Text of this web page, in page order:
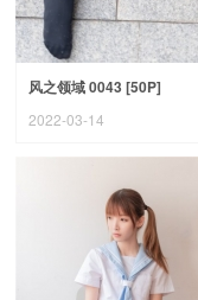
风之领域 0043 [50P]
2022-03-14